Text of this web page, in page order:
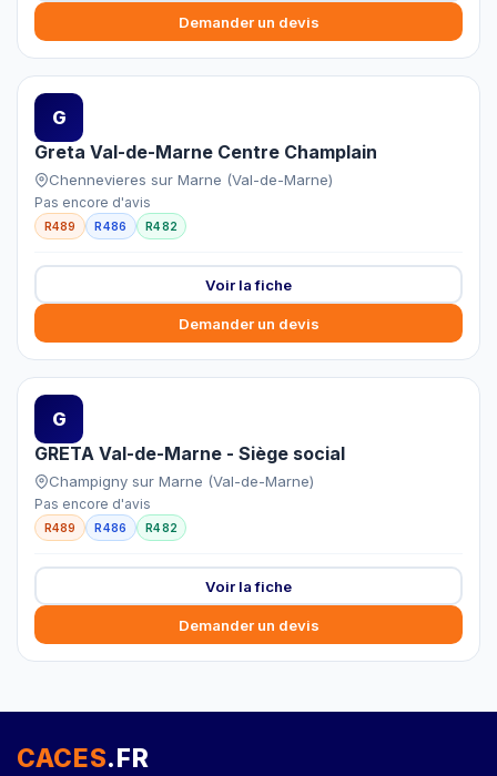
Demander un devis
G
Greta Val-de-Marne Centre Champlain
Chennevieres sur Marne (Val-de-Marne)
Pas encore d'avis
R489 R486 R482
Voir la fiche
Demander un devis
G
GRETA Val-de-Marne - Siège social
Champigny sur Marne (Val-de-Marne)
Pas encore d'avis
R489 R486 R482
Voir la fiche
Demander un devis
CACES.FR